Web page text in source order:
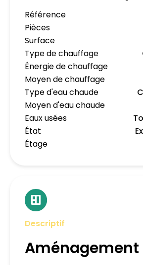
Référence
Pièces
Surface
Type de chauffage
Énergie de chauffage
Moyen de chauffage
Type d'eau chaude
Moyen d'eau chaude
Eaux usées
État
Étage
Descriptif
Aménagement